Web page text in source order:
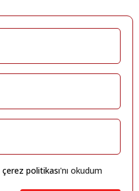
çerez politikası'nı okudum